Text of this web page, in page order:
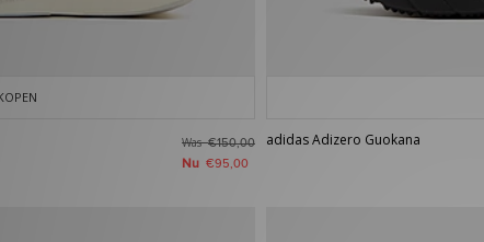
Was€150,00
Nu €95,00
adidas Adizero Guokana